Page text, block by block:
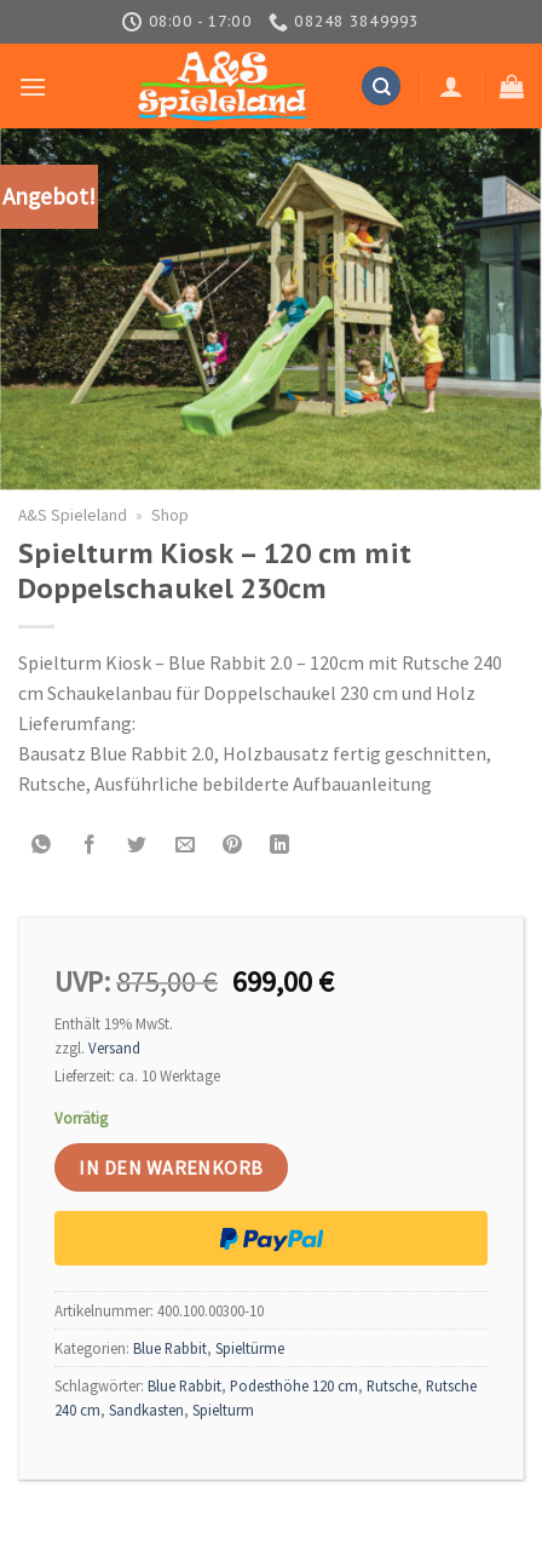
to
content
08:00 - 17:00 08248 3849993
Angebot!
A&S Spieleland » Shop
Spielturm Kiosk – 120 cm mit
Doppelschaukel 230cm
Spielturm Kiosk – Blue Rabbit 2.0 – 120cm mit Rutsche 240
cm Schaukelanbau für Doppelschaukel 230 cm und Holz
Lieferumfang:
Bausatz Blue Rabbit 2.0, Holzbausatz fertig geschnitten,
Rutsche, Ausführliche bebilderte Aufbauanleitung
UVP:875,00€ 699,00€
Enthält 19% MwSt.
zzgl. Versand
Lieferzeit: ca. 10 Werktage
Vorrätig
IN DEN WARENKORB
Artikelnummer: 400.100.00300-10
Kategorien: Blue Rabbit, Spieltürme
Schlagwörter: Blue Rabbit, Podesthöhe 120 cm, Rutsche, Rutsche
240 cm, Sandkasten, Spielturm